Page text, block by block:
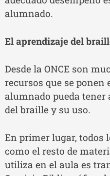
alumnado.
El aprendizaje del
Desde la ONCE son
recursos que se ponen
alumnado pueda tener
del braille y su uso.
En primer lugar, todos
como el resto de
utiliza en el aula es